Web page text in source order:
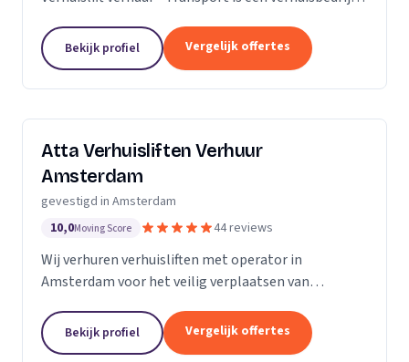
Bekijk profiel Vergelijk offertes
Atta Verhuisliften Verhuur
Amsterdam
gevestigd in Amsterdam
10,0Moving Score 44 reviews
Wij verhuren verhuisliften met operator in
Amsterdam voor het veilig verplaatsen van
Bekijk profiel Vergelijk offertes